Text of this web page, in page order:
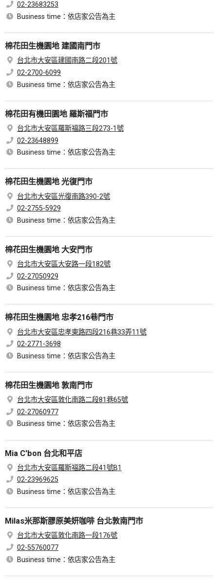
02-23683253
Business time：依店家公告為主
棉花田生機園地 建國南門市
台北市大安區建國南路二段201號
02-2700-6099
Business time：依店家公告為主
棉花田有機田園地 羅斯福門市
台北市大安區羅斯福路三段273-1號
02-23648899
Business time：依店家公告為主
棉花田生機園地 光復門市
台北市大安區光復南路390-2號
02-2755-5929
Business time：依店家公告為主
棉花田生機園地 大安門市
台北市大安區大安路一段182號
02-27050929
Business time：依店家公告為主
棉花田生機園地 忠孝216巷門市
台北市大安區忠孝東路四段216巷33弄11號
02-2771-3698
Business time：依店家公告為主
棉花田生機園地 敦南門市
台北市大安區敦化南路二段81巷65號
02-27060977
Business time：依店家公告為主
Mia C'bon 台北和平店
台北市大安區羅斯福路二段41號B1
02-23969625
Business time：依店家公告為主
Milas米那斯膠原美妍咖啡 台北敦南門市
台北市大安區敦化南路一段176號
02-55760077
Business time：依店家公告為主